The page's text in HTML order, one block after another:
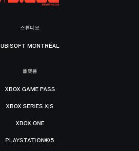
스튜디오
UBISOFT MONTRÉAL
플랫폼
XBOX GAME PASS
XBOX SERIES X|S
XBOX ONE
PLAYSTATION®5